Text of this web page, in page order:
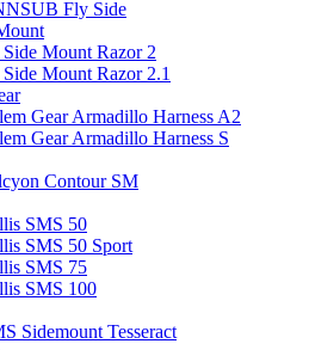
Fly Side
Mount Razor 2
Mount Razor 2.1
Gear Armadillo Harness A2
Gear Armadillo Harness S
Contour SM
SMS 50
SMS 50 Sport
SMS 75
SMS 100
Sidemount Tesseract